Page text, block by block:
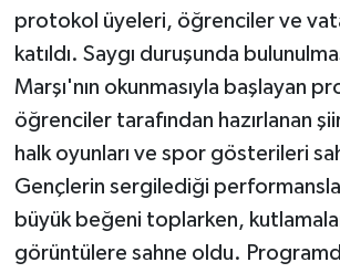
protokol üyeleri, öğrenciler ve
katıldı. Saygı duruşunda
Marşı'nın okunmasıyla başlayan
öğrenciler tarafından hazırlanan
halk oyunları ve spor gösterileri
Gençlerin sergilediği
büyük beğeni toplarken,
görüntülere sahne oldu.
HABERDE İNSAN
İNSAN
İş Dünyası
Jandarma